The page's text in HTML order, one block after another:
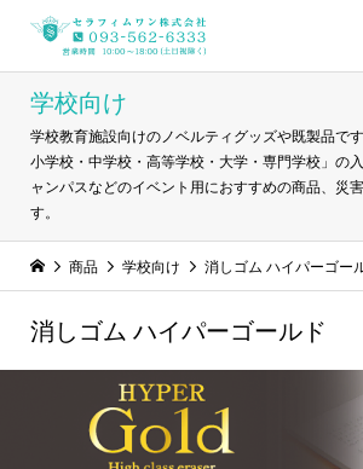
学校向け
学校教育施設向けのノベルティグッズや既製品で
小学校・中学校・高等学校・大学・専門学校」の
ャンパスなどのイベント用におすすめの商品、災
す。
商品 学校向け 消しゴム ハイパーゴー
消しゴム ハイパーゴールド